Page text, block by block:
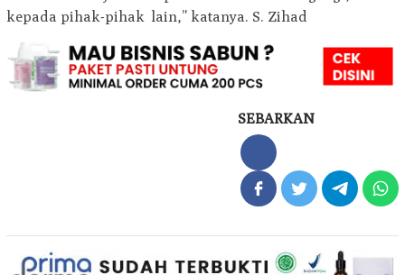
kepada pihak-pihak lain,” katanya. S. Zihad
SEBARKAN